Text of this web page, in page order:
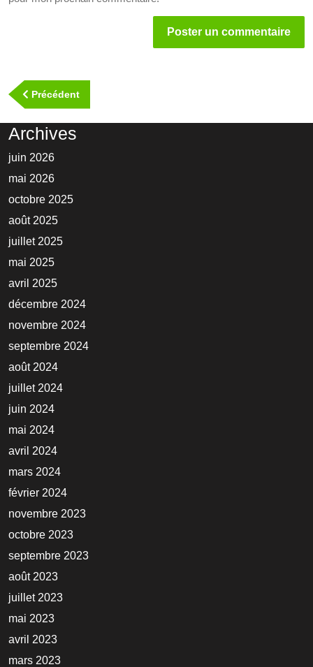
de
l’article
PrécédentPrevious
Post
Archives
juin 2026
mai 2026
octobre 2025
août 2025
juillet 2025
mai 2025
avril 2025
décembre 2024
novembre 2024
septembre 2024
août 2024
juillet 2024
juin 2024
mai 2024
avril 2024
mars 2024
février 2024
novembre 2023
octobre 2023
septembre 2023
août 2023
juillet 2023
mai 2023
avril 2023
mars 2023